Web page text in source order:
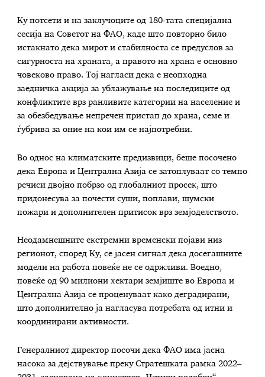
Ку потсети и на заклучоците од 180-тата специјална
сесија на Советот на ФАО, каде што повторно било
истакнато дека мирот и стабилноста се предуслов за
сигурноста на храната, а правото на храна е основно
човеково право. Тој нагласи дека е неопходна
заедничка акција за ублажување на последиците од
конфликтите врз ранливите категории на население и
за обезбедување непречен пристап до храна, семе и
ѓубрива за оние на кои им се најпотребни.
Во однос на климатските предизвици, беше посочено
дека Европа и Централна Азија се затоплуваат со темпо
речиси двојно побрзо од глобалниот просек, што
придонесува за почести суши, поплави, шумски
пожари и дополнителен притисок врз земјоделството.
Неодамнешните екстремни временски појави низ
регионот, според Ку, се јасен сигнал дека досегашните
модели на работа повеќе не се одржливи. Воедно,
повеќе од 90 милиони хектари земјиште во Европа и
Централна Азија се проценуваат како деградирани,
што дополнително ја нагласува потребата од итни и
координирани активности.
Генералниот директор посочи дека ФАО има јасна
насока за дејствување преку Стратешката рамка 2022–